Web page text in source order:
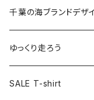
キャップ
トートバッグ
ランチバッグ
キーホルダー
クリアファイル
缶バッジ
キーホルダー
クリアファイル
缶バッジ54mm
JAGUARさんコラボグ
Tシャツ
ステッカー
サコッシュ
ホテルキーホルダー
缶バッジ
クリアファイル
マスク
キャップ
エコバッグ
ステッカー
Tシャツ
キャップ
ステッカー
千葉の海ブランドデザ
Tシャツ
キャップ
ゆっくり走ろう
Tシャツ
SALE T-shirt